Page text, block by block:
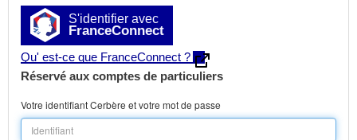
S'identifier avec
FranceConnect
Qu' est-ce que FranceConnect ?
Réservé aux comptes de particuliers
Votre identifiant Cerbère et votre mot de passe